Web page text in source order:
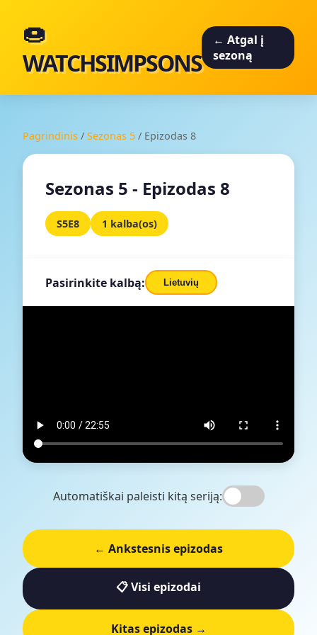
🍩
WATCHSIMPSONS
← Atgal į
sezoną
Pagrindinis / Sezonas 5 / Epizodas 8
Sezonas 5 - Epizodas 8
S5E8 1 kalba(os)
Pasirinkite kalbą: Lietuvių
Automatiškai paleisti kitą seriją:
← Ankstesnis epizodas
📋 Visi epizodai
Kitas epizodas →